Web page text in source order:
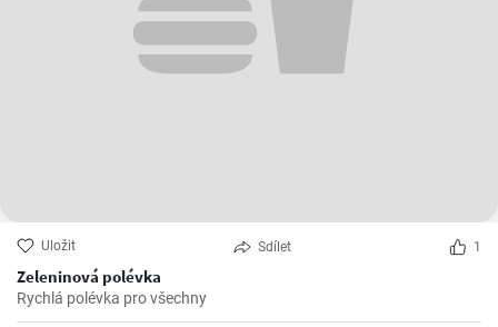
Uložit Sdílet 1
Zeleninová polévka
Rychlá polévka pro všechny